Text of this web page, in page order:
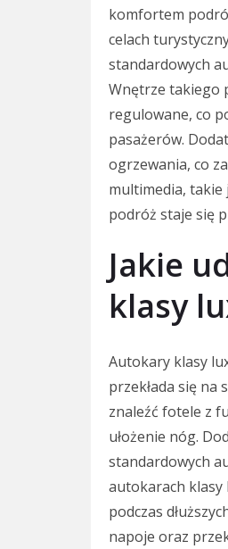
komfortem
celach
standardowych
Wnętrze takiego
regulowane, co
pasażerów.
ogrzewania, co
multimedia, takie
podróż staje się
Jakie
klasy
Autokary klasy
przekłada się na
znaleźć fotele z
ułożenie nóg.
standardowych
autokarach klasy
podczas
napoje oraz